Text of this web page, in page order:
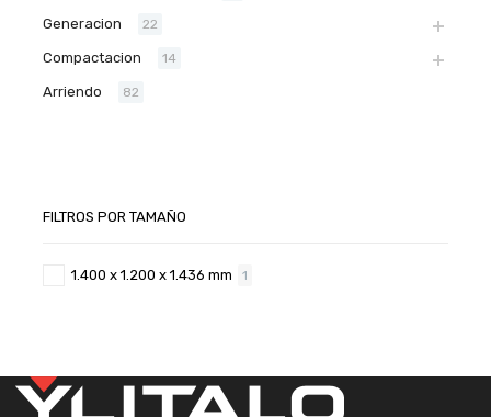
Generacion 22
Compactacion 14
Arriendo 82
FILTROS POR TAMAÑO
1.400 x 1.200 x 1.436 mm 1